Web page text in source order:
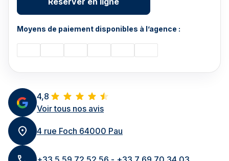
4,8
Voir tous nos avis
4 rue Foch 64000 Pau
Moyens de paiement disponibles à l’agence :